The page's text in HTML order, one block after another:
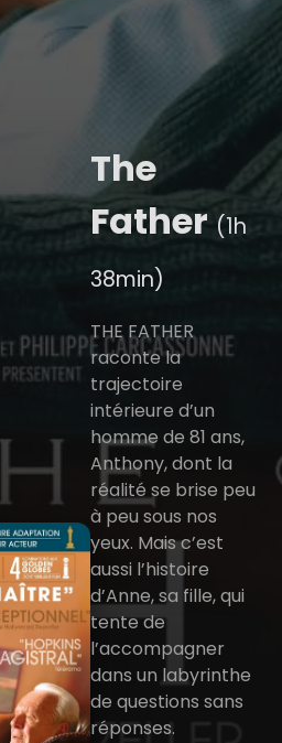
The
Father(1h
38min)
THE FATHER
raconte la
trajectoire
intérieure d’un
homme de 81 ans,
Anthony, dont la
réalité se brise peu
à peu sous nos
yeux. Mais c’est
aussi l’histoire
d’Anne, sa fille, qui
tente de
l’accompagner
dans un labyrinthe
de questions sans
réponses.